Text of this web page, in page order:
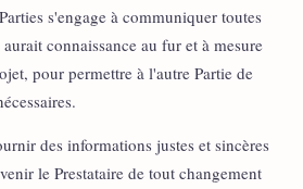
s'engage à communiquer toutes
connaissance au fur et à mesure
pour permettre à l'autre Partie de
des informations justes et sincères
le Prestataire de tout changement